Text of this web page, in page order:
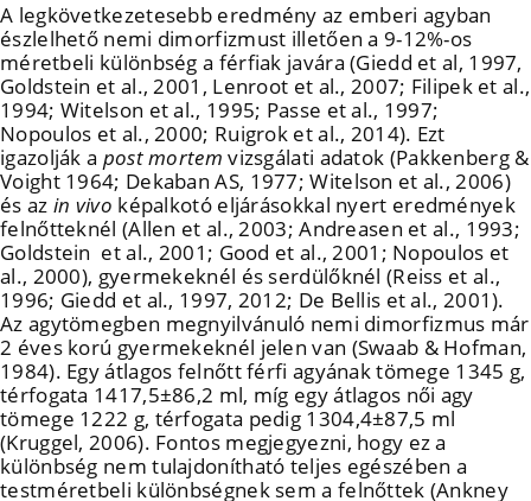
A legkövetkezetesebb eredmény az emberi agyban
észlelhető nemi dimorfizmust illetően a 9-12%-os
méretbeli különbség a férfiak javára (Giedd et al, 1997,
Goldstein et al., 2001, Lenroot et al., 2007; Filipek et al.,
1994; Witelson et al., 1995; Passe et al., 1997;
Nopoulos et al., 2000; Ruigrok et al., 2014). Ezt
igazolják a post mortem vizsgálati adatok (Pakkenberg &
Voight 1964; Dekaban AS, 1977; Witelson et al., 2006)
és az in vivo képalkotó eljárásokkal nyert eredmények
felnőtteknél (Allen et al., 2003; Andreasen et al., 1993;
Goldstein et al., 2001; Good et al., 2001; Nopoulos et
al., 2000), gyermekeknél és serdülőknél (Reiss et al.,
1996; Giedd et al., 1997, 2012; De Bellis et al., 2001).
Az agytömegben megnyilvánuló nemi dimorfizmus már
2 éves korú gyermekeknél jelen van (Swaab & Hofman,
1984). Egy átlagos felnőtt férfi agyának tömege 1345 g,
térfogata 1417,5±86,2 ml, míg egy átlagos női agy
tömege 1222 g, térfogata pedig 1304,4±87,5 ml
(Kruggel, 2006). Fontos megjegyezni, hogy ez a
különbség nem tulajdonítható teljes egészében a
testméretbeli különbségnek sem a felnőttek (Ankney